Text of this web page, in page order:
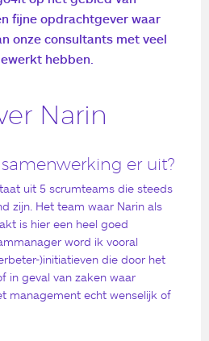
fijne opdrachtgever waar
onze consultants met veel
hebben.
Narin
er uit?
uit 5 scrumteams die steeds
zijn. Het team waar Narin als
is hier een heel goed
word ik vooral
)initiatieven die door het
in geval van zaken waar
management echt wenselijk of